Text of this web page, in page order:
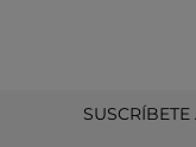
SUSCRÍBETE